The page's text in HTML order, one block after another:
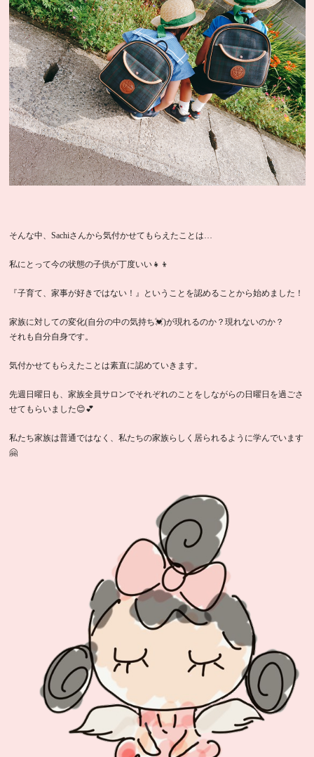
そんな中、Sachiさんから気付かせてもらえたことは…
私にとって今の状態の子供が丁度いい👧👦
『子育て、家事が好きではない！』ということを認めることから始めました！
家族に対しての変化(自分の中の気持ち💓)が現れるのか？現れないのか？
それも自分自身です。
気付かせてもらえたことは素直に認めていきます。
先週日曜日も、家族全員サロンでそれぞれのことをしながらの日曜日を過ごさ
せてもらいました😊💕
私たち家族は普通ではなく、私たちの家族らしく居られるように学んでいます
🤗